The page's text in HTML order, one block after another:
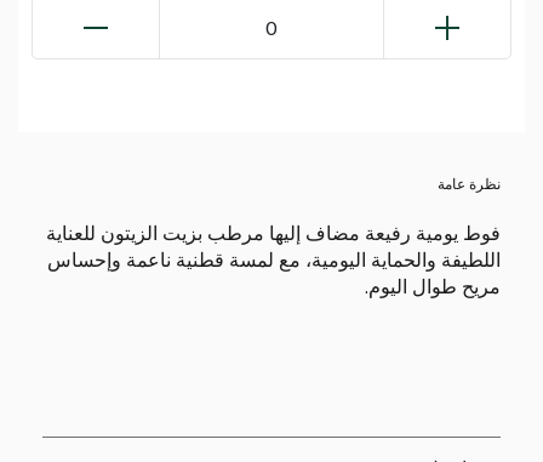
0
نظرة عامة
فوط يومية رفيعة مضاف إليها مرطب بزيت الزيتون للعناية
اللطيفة والحماية اليومية، مع لمسة قطنية ناعمة وإحساس
مريح طوال اليوم.